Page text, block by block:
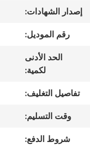
معلومات
جولة
المعمل
إصدار الشهادات:
رقم الموديل:
الحد الأدنى
لكمية:
تفاصيل التغليف:
وقت التسليم:
شروط الدفع: